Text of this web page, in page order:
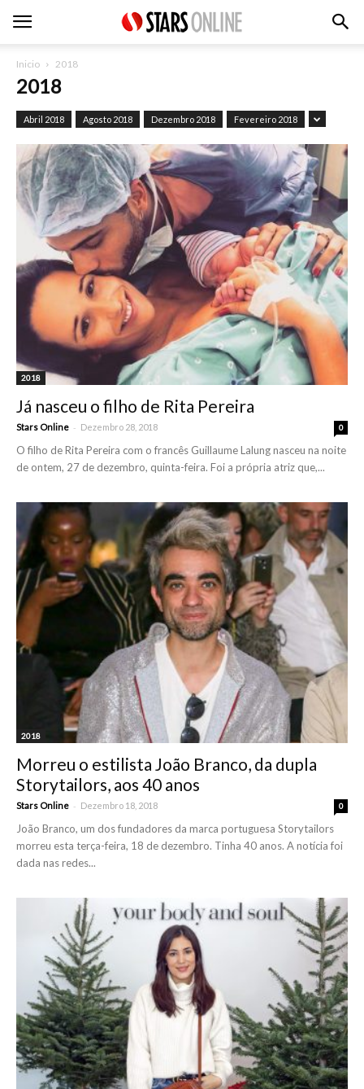
Inicio 2018
2018
Abril 2018 Agosto 2018 Dezembro 2018 Fevereiro 2018
2018
Já nasceu o filho de Rita Pereira
Stars Online - Dezembro 28, 2018 0
O filho de Rita Pereira com o francês Guillaume Lalung nasceu na noite
de ontem, 27 de dezembro, quinta-feira. Foi a própria atriz que,...
2018
Morreu o estilista João Branco, da dupla
Storytailors, aos 40 anos
Stars Online - Dezembro 18, 2018 0
João Branco, um dos fundadores da marca portuguesa Storytailors
morreu esta terça-feira, 18 de dezembro. Tinha 40 anos. A notícia foi
dada nas redes...